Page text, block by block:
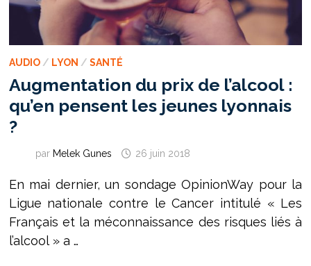
AUDIO/ LYON / SANTÉ
Augmentation du prix de l’alcool :
qu’en pensent les jeunes lyonnais
?
par Melek Gunes 26 juin 2018
En mai dernier, un sondage OpinionWay pour la
Ligue nationale contre le Cancer intitulé « Les
Français et la méconnaissance des risques liés à
l’alcool » a …